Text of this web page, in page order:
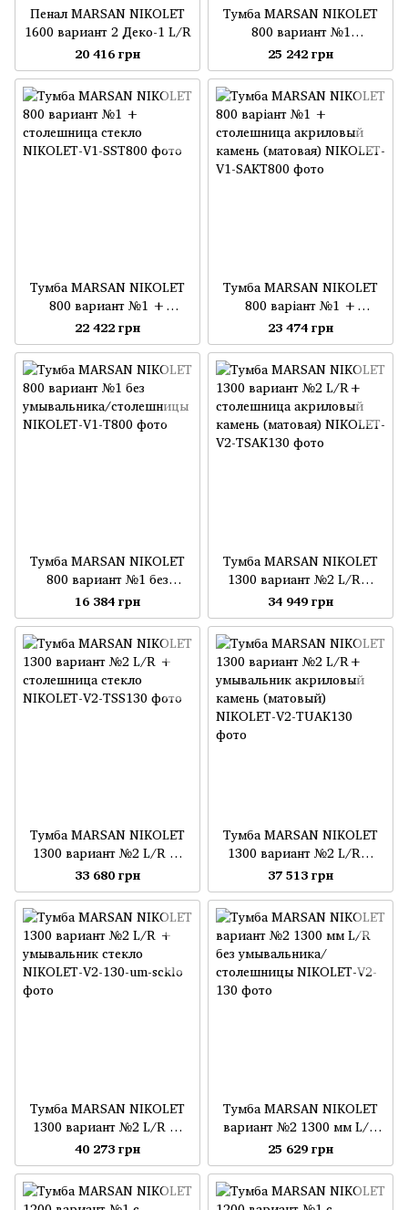
Пенал MARSAN NIKOLET
1600 вариант 2 Деко-1 L/R
20 416 грн
Тумба MARSAN NIKOLET
800 вариант №1
умывальник акриловый
камень (матовый)
25 242 грн
Тумба MARSAN NIKOLET
800 вариант №1 +
столешница стекло
22 422 грн
Тумба MARSAN NIKOLET
800 варіант №1 +
столешница акриловый
камень (матовая)
23 474 грн
Тумба MARSAN NIKOLET
800 вариант №1 без
умывальника/столешницы
16 384 грн
Тумба MARSAN NIKOLET
1300 вариант №2 L/R+
столешница акриловый
камень (матовая)
34 949 грн
Тумба MARSAN NIKOLET
1300 вариант №2 L/R +
столешница стекло
33 680 грн
Тумба MARSAN NIKOLET
1300 вариант №2 L/R+
умывальник акриловый
камень (матовый)
37 513 грн
Тумба MARSAN NIKOLET
1300 вариант №2 L/R +
умывальник стекло
40 273 грн
Тумба MARSAN NIKOLET
вариант №2 1300 мм L/R
без умывальника/
столешницы
25 629 грн